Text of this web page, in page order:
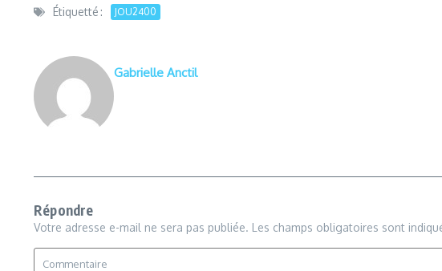
Étiquetté : JOU2400
Gabrielle Anctil
Répondre
Votre adresse e-mail ne sera pas publiée. Les champs obligatoires sont